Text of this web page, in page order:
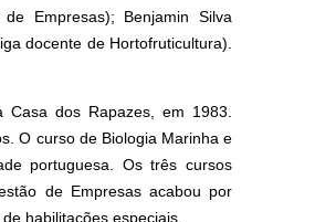
Empresas); Benjamin Silva
docente de Hortofruticultura).
Casa dos Rapazes, em 1983.
O curso de Biologia Marinha e
portuguesa. Os três cursos
de Empresas acabou por
habilitações especiais.